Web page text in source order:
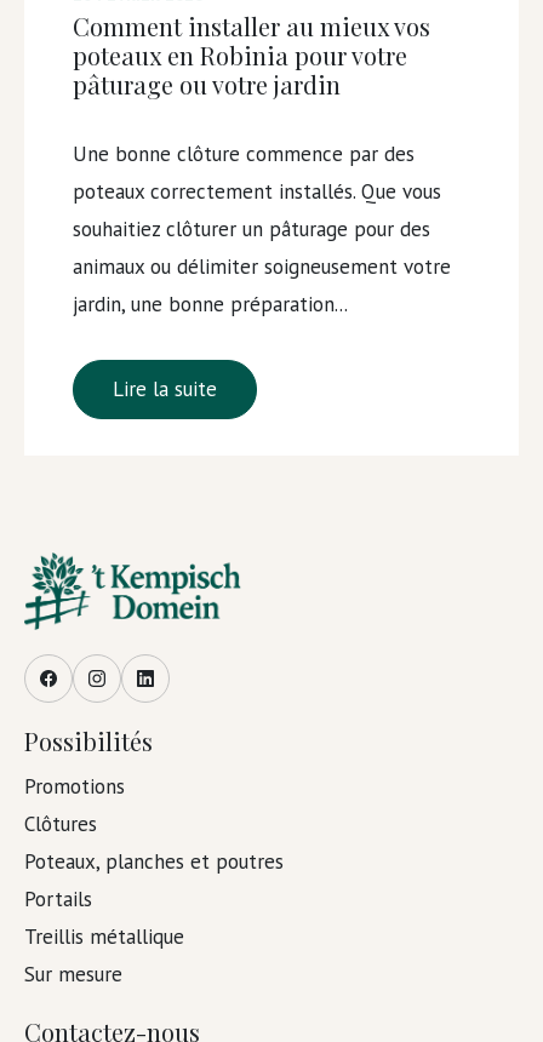
Comment installer au mieux vos
poteaux en Robinia pour votre
pâturage ou votre jardin
Une bonne clôture commence par des
poteaux correctement installés. Que vous
souhaitiez clôturer un pâturage pour des
animaux ou délimiter soigneusement votre
jardin, une bonne préparation...
Lire la suite
FacebookInstagramLinkedIn
Possibilités
Promotions
Clôtures
Poteaux, planches et poutres
Portails
Treillis métallique
Sur mesure
Contactez-nous